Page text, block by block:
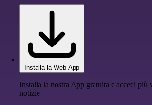
Installa la Web App
Installa la nostra App gratuita e accedi più
notizie